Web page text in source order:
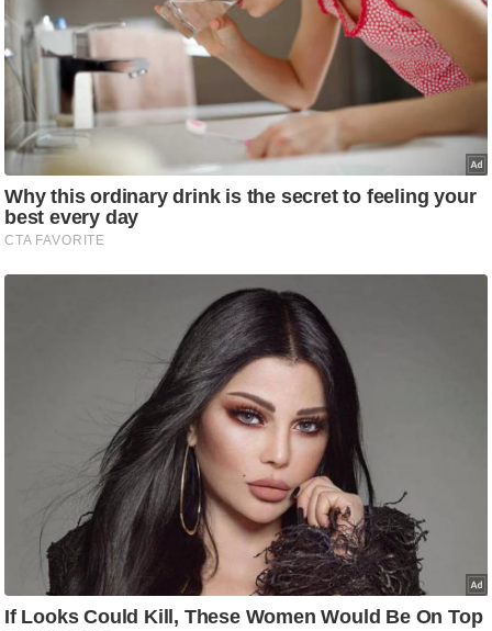
रा
ज
नी
ति
वि
श्ले
ष
ण
स
मि
स्तं
भ